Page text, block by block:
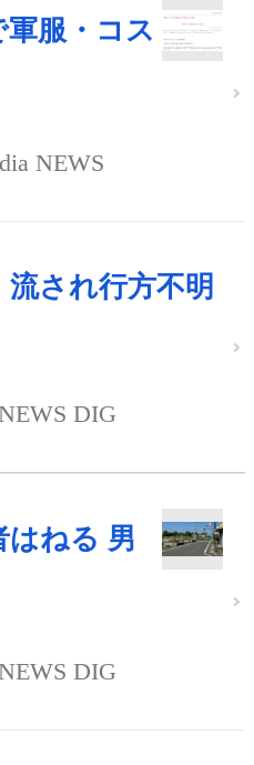
服・コス
NEWS
され行方不明
DIG
はねる 男
DIG